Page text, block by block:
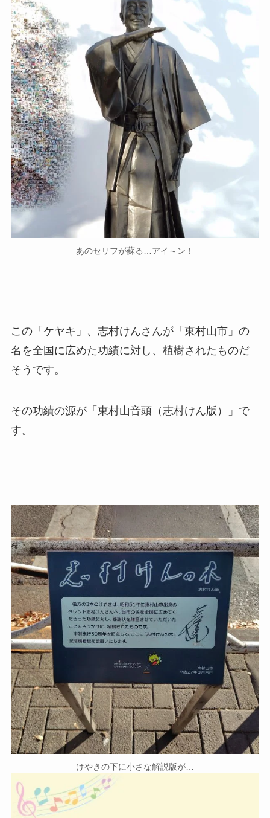
あのセリフが蘇る…アイ～ン！
この「ケヤキ」、志村けんさんが「東村山市」の
名を全国に広めた功績に対し、植樹されたものだ
そうです。
その功績の源が「東村山音頭（志村けん版）」で
す。
けやきの下に小さな解説版が…